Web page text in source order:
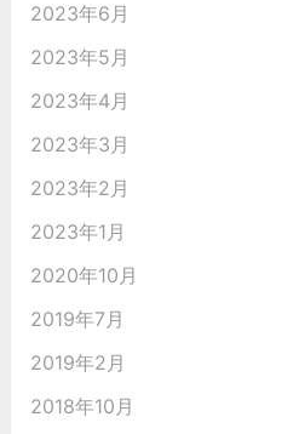
2023年6月
2023年5月
2023年4月
2023年3月
2023年2月
2023年1月
2020年10月
2019年7月
2019年2月
2018年10月